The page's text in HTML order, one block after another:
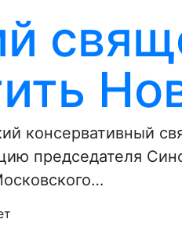
консервативный
председателя